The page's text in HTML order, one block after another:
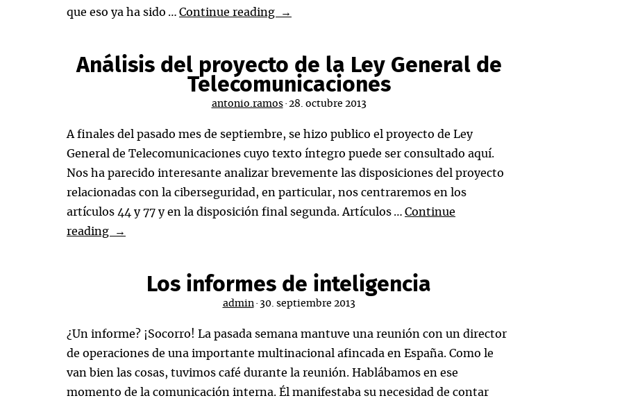
que eso ya ha sido … Continue reading
Estrategia
Nacional
→
Análisis del proyecto de la Ley General de
Telecomunicaciones
antonio.ramos · 28. octubre 2013
A finales del pasado mes de septiembre, se hizo publico el proyecto de Ley
General de Telecomunicaciones cuyo texto íntegro puede ser consultado aquí.
Nos ha parecido interesante analizar brevemente las disposiciones del proyecto
relacionadas con la ciberseguridad, en particular, nos centraremos en los
artículos 44 y 77 y en la disposición final segunda. Artículos … Continue
reading
Análisis
General
de
Telecomunicaciones
→
Los informes de inteligencia
admin · 30. septiembre 2013
¿Un informe? ¡Socorro! La pasada semana mantuve una reunión con un director
de operaciones de una importante multinacional afincada en España. Como le
van bien las cosas, tuvimos café durante la reunión. Hablábamos en ese
momento de la comunicación interna. Él manifestaba su necesidad de contar